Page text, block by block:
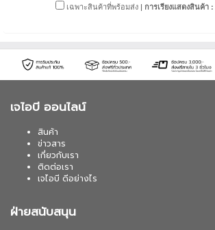
เฉพาะสินค้าที่พร้อมส่ง | การเรียงแสดงสินค้า :
เจไอบี ออนไลน์
สินค้า
ข่าวสาร
เกี่ยวกับเรา
ติดต่อเรา
เจไอบี ดีอย่างไร
ฝ่ายสนับสนุน